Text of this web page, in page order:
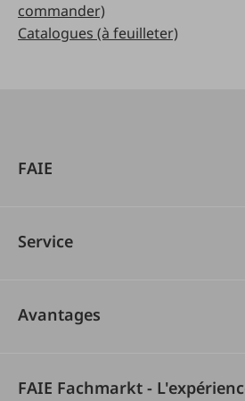
commander)
Catalogues (à feuilleter)
FAIE
Service
Avantages
FAIE Fachmarkt -